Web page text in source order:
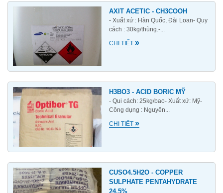
AXIT ACETIC - CH3COOH
- Xuất xứ : Hàn Quốc, Đài Loan- Quy
cách : 30kg/thùng.-...
CHI TIẾT»
H3BO3 - ACID BORIC MỸ
- Qui cách: 25kg/bao- Xuất xứ: Mỹ-
Công dụng : Nguyên...
CHI TIẾT»
CUSO4.5H2O - COPPER
SULPHATE PENTAHYDRATE
24.5%